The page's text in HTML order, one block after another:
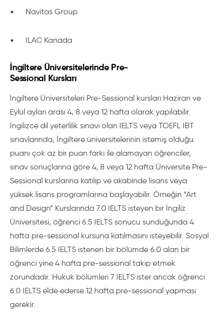
• Navitas Group
• ILAC Kanada
İngiltere Üniversitelerinde Pre-
Sessional Kursları
İngiltere Üniversiteleri Pre-Sessional kursları Haziran ve
Eylül ayları arası 4, 8 veya 12 hafta olarak yapılabilir.
İngilizce dil yeterlilik sınavı olan IELTS veya TOEFL IBT
sınavlarında, İngiltere üniversitelerinin istemiş olduğu
puanı çok az bir puan farkı ile alamayan öğrenciler,
sınav sonuçlarına göre 4, 8 veya 12 hafta Üniversite Pre-
Sessional kurslarına katılıp ve akabinde lisans veya
yüksek lisans programlarına başlayabilir. Örneğin “Art
and Design” Kurslarında 7.0 IELTS isteyen bir İngiliz
Üniversitesi, öğrenci 6.5 IELTS sonucu sunduğunda 4
hafta pre-sessional kursuna katılmasını isteyebilir. Sosyal
Bilimlerde 6.5 IELTS istenen bir bölümde 6.0 alan bir
öğrenci yine 4 hafta pre-sessional takip etmek
zorundadır. Hukuk bölümleri 7 IELTS ister ancak öğrenci
6.0 IELTS elde ederse 12 hafta pre-sessional yapması
gerekir.